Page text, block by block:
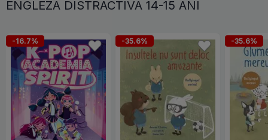
ENGLEZA DISTRACTIVA 14-15 ANI
-16.7% -35.6% -35.6%